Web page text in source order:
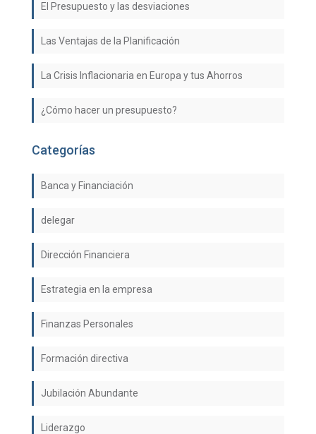
El Presupuesto y las desviaciones
Las Ventajas de la Planificación
La Crisis Inflacionaria en Europa y tus Ahorros
¿Cómo hacer un presupuesto?
Categorías
Banca y Financiación
delegar
Dirección Financiera
Estrategia en la empresa
Finanzas Personales
Formación directiva
Jubilación Abundante
Liderazgo